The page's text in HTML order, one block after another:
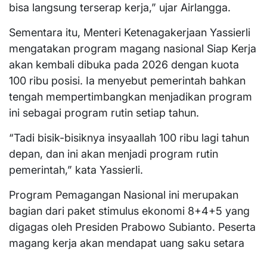
bisa langsung terserap kerja,” ujar Airlangga.
Sementara itu, Menteri Ketenagakerjaan Yassierli
mengatakan program magang nasional Siap Kerja
akan kembali dibuka pada 2026 dengan kuota
100 ribu posisi. Ia menyebut pemerintah bahkan
tengah mempertimbangkan menjadikan program
ini sebagai program rutin setiap tahun.
“Tadi bisik-bisiknya insyaallah 100 ribu lagi tahun
depan, dan ini akan menjadi program rutin
pemerintah,” kata Yassierli.
Program Pemagangan Nasional ini merupakan
bagian dari paket stimulus ekonomi 8+4+5 yang
digagas oleh Presiden Prabowo Subianto. Peserta
magang kerja akan mendapat uang saku setara